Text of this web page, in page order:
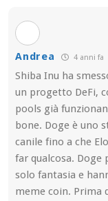
Andrea 4 anni fa
Shiba Inu ha
un progetto DeFi,
pools già
bone. Doge è uno
canile fino a che
far qualcosa. Doge
solo fantasia e
meme coin. Prima